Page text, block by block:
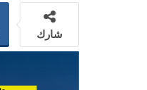
شارك